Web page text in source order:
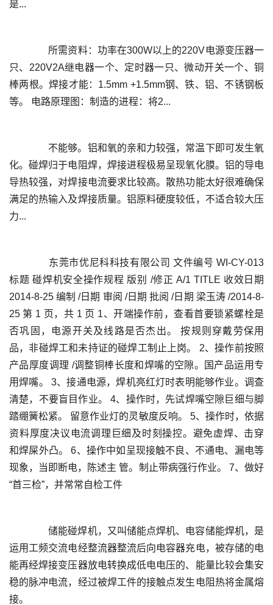
只、220V2A继电器一个、定时器一只、微动开关一个、铜
棒两根。焊接才能：1.5mm +1.5mm钢、铁、铝、不锈钢板
化。碰焊归于电阻焊，焊接进程极易呈现氧化膜。铝的导电
导热较强，对焊接电流要求比较高。散热功能太好很难确保
满足的热输入及焊接质量。铝原料硬度较低，不适合较大压
标题 碰焊机安全操作规程 版别 /修正 A/1 TITLE 收效日期
2014-8-25 编制 /日期 审阅 /日期 批阅 /日期 梁玉涛 /2014-8-
25 第 1 页，共 1 页 1、开端操作前，查看首要锁紧螺栓是
否巩固，电源开关及线路是否杰出。 按规则穿戴劳保用
品，非碰焊工和未持证的碰焊工制止上岗。 2、操作前按照
产品厚度调理 /调整铜棒长度和焊嘴的空隙。国产品运用专
用焊嘴。 3、接通电源，焊机亮红灯时表明能够作业。调查
清楚，不要盲目作业。 4、操作时，先试焊嘴空隙巨细与脚
踏绷簧松紧。 留意作业灯的灵敏度反响。 5、操作时，依据
资料厚度决议电流调理巨细及时刻操控。避免虚焊、击穿
和焊屎外凸。 6、操作中如呈现接触不良、不通电、漏电等
现象，当即断电，陈述主 管。制止带病强行作业。 7、做好
运用工频交流电经整流器整流后向电容器充电，被存储的电
能再经焊接变压器放电转换成低电电压的、能量比较会集安
稳的脉冲电流，经过被焊工件的接触点发生电阻热将金属熔